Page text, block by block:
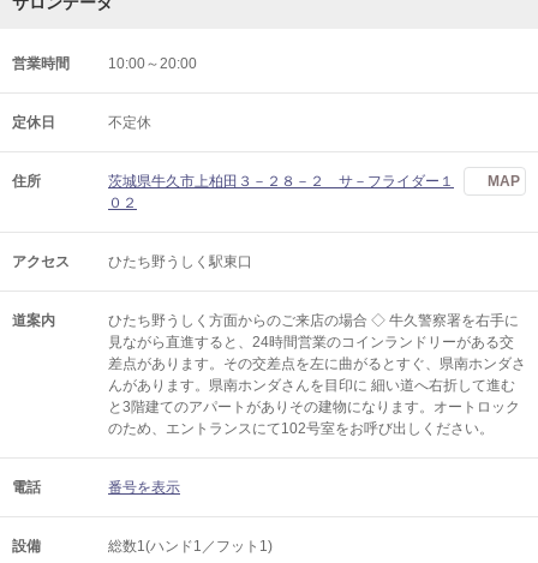
営業時間 10:00～20:00
定休日 不定休
住所
茨城県牛久市上柏田３－２８－２ サ－フライダー１
０２
MAP
アクセス ひたち野うしく駅東口
道案内
ひたち野うしく方面からのご来店の場合 ◇ 牛久警察署を右手に
見ながら直進すると、24時間営業のコインランドリーがある交
差点があります。その交差点を左に曲がるとすぐ、県南ホンダさ
んがあります。県南ホンダさんを目印に 細い道へ右折して進む
と3階建てのアパートがありその建物になります。オートロック
のため、エントランスにて102号室をお呼び出しください。
電話 番号を表示
設備 総数1(ハンド1／フット1)